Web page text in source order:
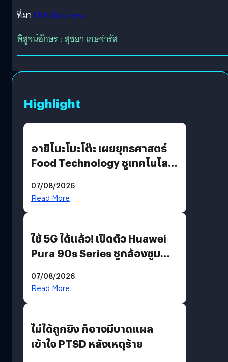
ที่มาCNN Business
พิสูจน์อักษร : สุชยา เกษจำรัส
Highlight
อายิโนะโมะโต๊ะ เผยยุทธศาสตร์
Food Technology ชูเทคโนโลยี
บริโภคและ B2B
07/08/2026
Read More
ใช้ 5G ได้แล้ว! เปิดตัว Huawei
Pura 90s Series ชูกล้องซูม
07/08/2026
Read More
ไม่ได้ถูกยิง ก็อาจมีบาดแผล
เข้าใจ PTSD หลังเหตุร้าย